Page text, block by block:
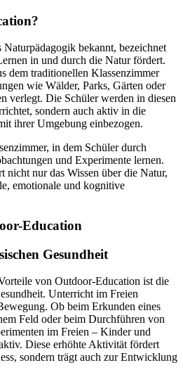
bekannt, bezeichnet
in und durch die Natur fördert.
dem traditionellen Klassenzimmer
wie Wälder, Parks, Gärten oder
verlegt. Die Schüler werden in diesen
sondern auch aktiv in die
ihrer Umgebung einbezogen.
in dem Schüler durch
und Experimente lernen.
nicht nur das Wissen über die Natur,
emotionale und kognitive
Education
Gesundheit
von Outdoor-Education ist die
Unterricht im Freien
Ob beim Erkunden eines
Feld oder beim Durchführen von
im Freien – Kinder und
Diese erhöhte Aktivität fördert
sondern trägt auch zur Entwicklung